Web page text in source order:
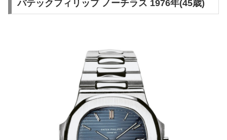
パテックフィリップ ノーチラス 1976年(45歳)